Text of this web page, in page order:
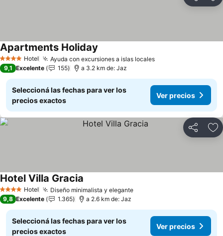
4 EstrellasHotel Ayuda con excursiones a islas localesVer precios
Apartments Holiday
9,1 Excelente 155 a 3.2 km de: Jaz
Seleccioná las fechas para ver los
precios exactos
Ver precios
Compartir
4 EstrellasHotel Diseño minimalista y eleganteVer precios
Hotel Villa Gracia
9,8 Excelente 1.365 a 2.6 km de: Jaz
Seleccioná las fechas para ver los
precios exactos
Ver precios